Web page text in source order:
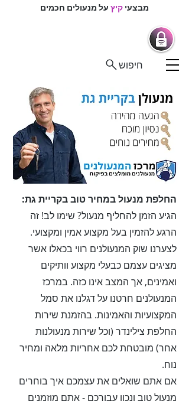
מבצעיקיץעל מנעולים חכמים
חיפוש
החלפת מנעול במחיר טוב בקריית גת:
הגיע הזמן להחליף מנעול? שימו לב! זה
הרגע להזמין בעל מקצוע אמין ומקצועי.
לצערנו שוק המנעולנים רווי בכאלו אשר
מציגים עצמם כבעלי מקצוע וותיקים
ואמינים, אך המצב אינו כזה. במרכז
המנעולנים חרטנו על דגלנו את סמל
המקצועיות והאמינות. בהזמנת שירות
החלפת צילינדר (וכל שירות מנעולנות
אחר) מובטחת לכם אחריות מלאה ומחיר
נוח.
אם אתם שואלים את עצמכם איך בוחרים
מנעול טוב ונכון עבורכם - אתם מוזמנים